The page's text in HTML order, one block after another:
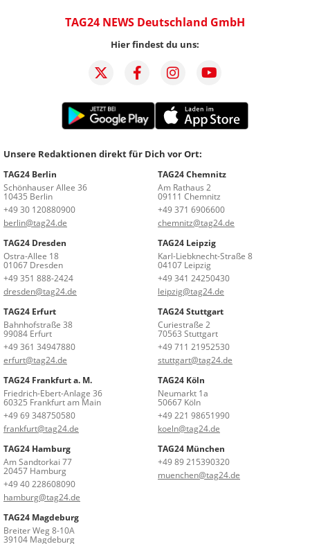
TAG24 NEWS Deutschland GmbH
Hier findest du uns:
Unsere Redaktionen direkt für Dich vor Ort:
TAG24 Berlin
Schönhauser Allee 36
10435 Berlin
+49 30 120880900
berlin@tag24.de
TAG24 Chemnitz
Am Rathaus 2
09111 Chemnitz
+49 371 6906600
chemnitz@tag24.de
TAG24 Dresden
Ostra-Allee 18
01067 Dresden
+49 351 888-2424
dresden@tag24.de
TAG24 Leipzig
Karl-Liebknecht-Straße 8
04107 Leipzig
+49 341 24250430
leipzig@tag24.de
TAG24 Erfurt
Bahnhofstraße 38
99084 Erfurt
+49 361 34947880
erfurt@tag24.de
TAG24 Stuttgart
Curiestraße 2
70563 Stuttgart
+49 711 21952530
stuttgart@tag24.de
TAG24 Frankfurt a. M.
Friedrich-Ebert-Anlage 36
60325 Frankfurt am Main
+49 69 348750580
frankfurt@tag24.de
TAG24 Köln
Neumarkt 1a
50667 Köln
+49 221 98651990
koeln@tag24.de
TAG24 Hamburg
Am Sandtorkai 77
20457 Hamburg
+49 40 228608090
hamburg@tag24.de
TAG24 München
+49 89 215390320
muenchen@tag24.de
TAG24 Magdeburg
Breiter Weg 8-10A
39104 Magdeburg